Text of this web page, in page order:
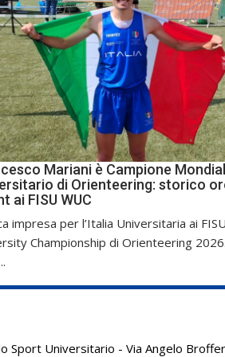
Mariani è Campione
di Orienteering: storico
ai FISU WUC
impresa per l’Italia Universitaria ai
Championship di Orienteering
Sport Universitario - Via Angelo